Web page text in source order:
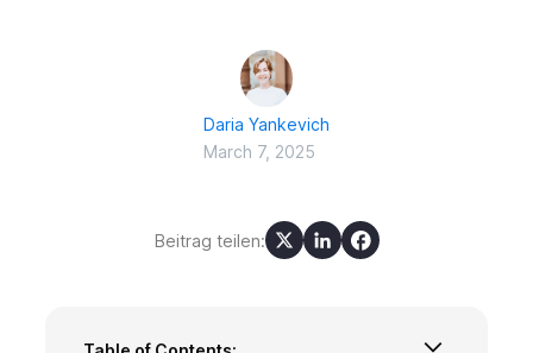
Daria Yankevich
March 7, 2025
Beitrag teilen: